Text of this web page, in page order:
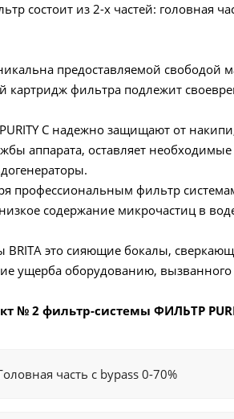
состоит из 2-х частей: головная
предоставляемой свободой
картридж фильтра подлежит
C надежно защищают от
аппарата, оставляет
профессиональным фильтр
содержание микрочастиц в
BRITA это сияющие бокалы,
ущерба оборудованию,
№ 2 фильтр-системы ФИЛЬТР
часть с bypass 0-70%